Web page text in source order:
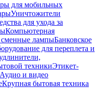
для мобильных
Уничтожители
для ухода за
Компьютерная
лампыБанковское
для переплета и
техникиЭтикет-
Аудио и видео
Крупная бытовая техника